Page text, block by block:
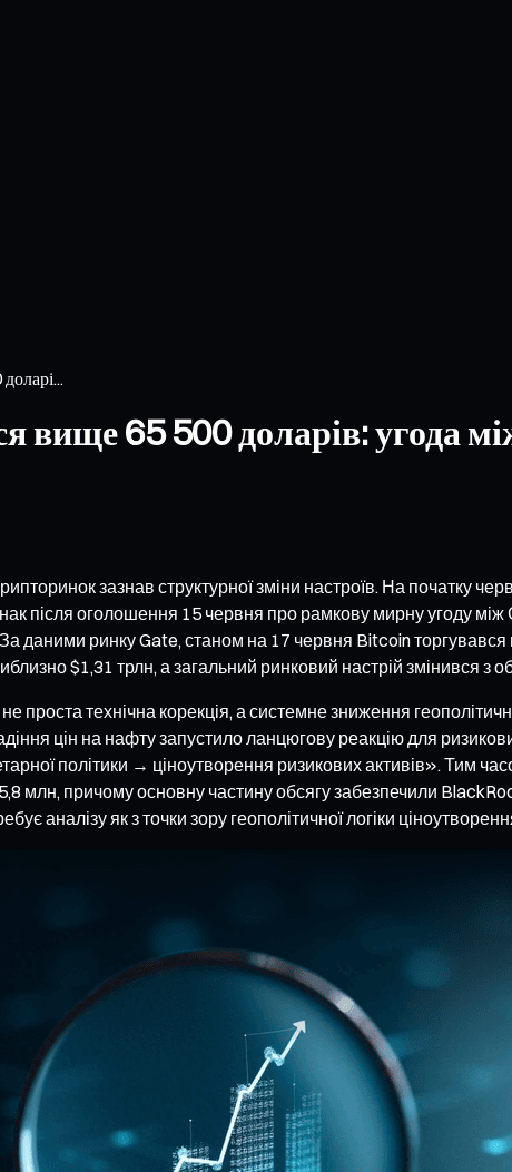
вище 65 500 доларів:
зазнав структурної зміни настроїв. На початку
після оголошення 15 червня про рамкову мирну угоду
даними ринку Gate, станом на 17 червня Bitcoin торгувався
$1,31 трлн, а загальний ринковий настрій змінився з
проста технічна корекція, а системне зниження
цін на нафту запустило ланцюгову реакцію для
політики → ціноутворення ризикових активів». Тим
млн, причому основну частину обсягу забезпечили
аналізу як з точки зору геополітичної логіки